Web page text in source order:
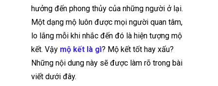
hưởng đến phong thủy của những người ở lại.
Một dạng mộ luôn được mọi người quan tâm,
lo lắng mỗi khi nhắc đến đó là hiện tượng mộ
kết. Vậy mộ kết là gì? Mộ kết tốt hay xấu?
Những nội dung này sẽ được làm rõ trong bài
viết dưới đây.